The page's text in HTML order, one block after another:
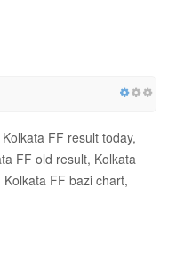
FF result today,
FF old result, Kolkata
FF bazi chart,